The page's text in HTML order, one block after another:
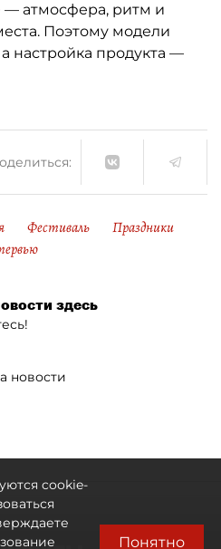
— атмосфера, ритм и
Поэтому модели
настройка продукта —
Фестиваль
Праздники
здесь
новости
cookie-
Понятно